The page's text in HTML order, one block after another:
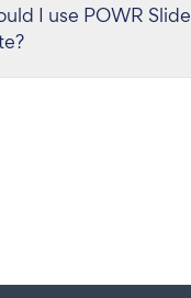
I use POWR